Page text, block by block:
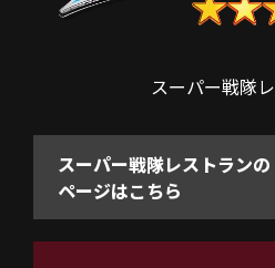
スーパー戦隊
スーパー戦隊レストランの
ページはこちら